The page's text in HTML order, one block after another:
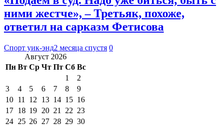
ними жестче», – Третьяк, похоже,
ответил на сарказм Фетисова
Спорт уик-энд2 месяца спустя 0
Август 2026
Пн Вт Ср Чт Пт Сб Вс
1
2
3
4 5 6 7 8
9
10 11 12 13 14 15 16
17 18 19 20 21 22 23
24 25 26 27 28 29 30